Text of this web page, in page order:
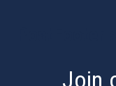
Join